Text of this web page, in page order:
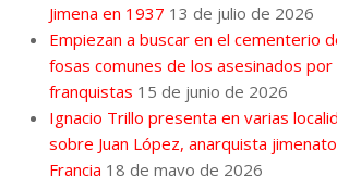
Jimena en 1937 13 de julio de 2026
Empiezan a buscar en el cementerio
fosas comunes de los asesinados por
franquistas 15 de junio de 2026
Ignacio Trillo presenta en varias
sobre Juan López, anarquista
Francia 18 de mayo de 2026